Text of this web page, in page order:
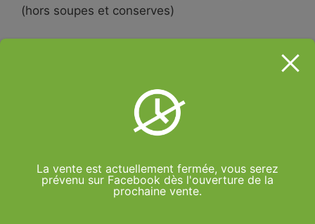
(hors soupes et conserves)
top, foncez et faites vous plaisir
Tous les légumes vendus sur notre site
quartier de la Baratte, une production adaptée
aux saisons et climat de la Nièvre. Nous
La vente est actuellement fermée, vous serez
prévenu sur Facebook dès l'ouverture de la
prochaine vente.